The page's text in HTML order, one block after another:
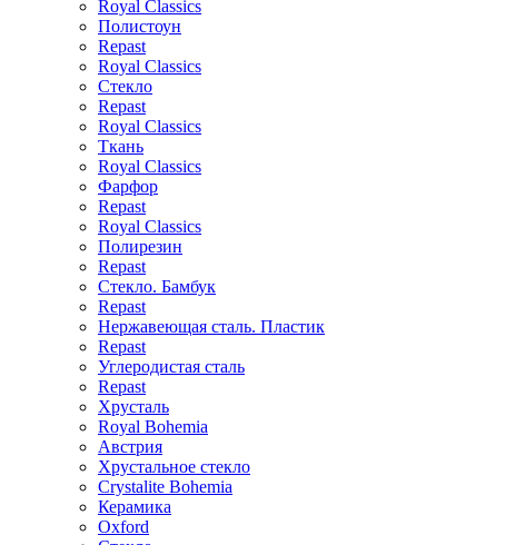
Royal Classics
Полистоун
Repast
Royal Classics
Стекло
Repast
Royal Classics
Ткань
Royal Classics
Фарфор
Repast
Royal Classics
Полирезин
Repast
Стекло. Бамбук
Repast
Нержавеющая сталь. Пластик
Repast
Углеродистая сталь
Repast
Хрусталь
Royal Bohemia
Австрия
Хрустальное стекло
Crystalite Bohemia
Керамика
Oxford